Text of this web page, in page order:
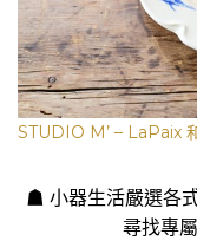
STUDIO M’ – LaPaix
☗ 小器生活嚴選各
尋找專